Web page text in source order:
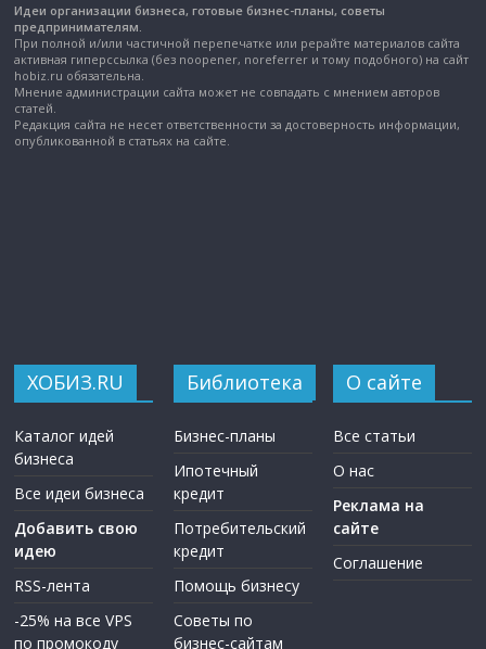
Идеи организации бизнеса, готовые бизнес-планы, советы
предпринимателям.
При полной и/или частичной перепечатке или рерайте материалов сайта
активная гиперссылка (без noopener, noreferrer и тому подобного) на сайт
hobiz.ru обязательна.
Мнение администрации сайта может не совпадать с мнением авторов
статей.
Редакция сайта не несет ответственности за достоверность информации,
опубликованной в статьях на сайте.
ХОБИЗ.RU
Каталог идей
бизнеса
Все идеи бизнеса
Добавить свою
идею
RSS-лента
-25% на все VPS
по промокоду
Библиотека
Бизнес-планы
Ипотечный
кредит
Потребительский
кредит
Помощь бизнесу
Советы по
бизнес-сайтам
О сайте
Все статьи
О нас
Реклама на
сайте
Соглашение